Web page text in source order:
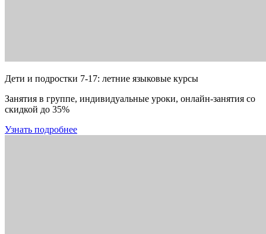
Дети и подростки 7-17: летние языковые курсы
Занятия в группе, индивидуальные уроки, онлайн-занятия со
скидкой до 35%
Узнать подробнее